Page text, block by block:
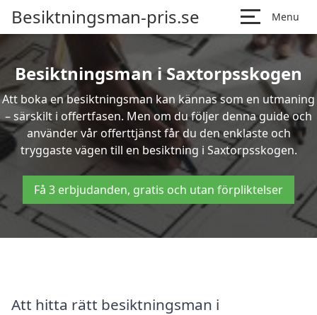
Besiktningsman-pris.se Menu
Besiktningsman i Saxtorpsskogen
Att boka en besiktningsman kan kännas som en utmaning
– särskilt i offertfasen. Men om du följer denna guide och
använder vår offerttjänst får du den enklaste och
tryggaste vägen till en besiktning i Saxtorpsskogen.
Få 3 erbjudanden, gratis och utan förpliktelser
Att hitta rätt besiktningsman i